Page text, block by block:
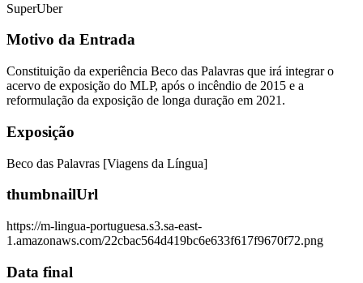
SuperUber
Motivo da Entrada
Constituição da experiência Beco das Palavras que irá integrar o
acervo de exposição do MLP, após o incêndio de 2015 e a
reformulação da exposição de longa duração em 2021.
Exposição
Beco das Palavras [Viagens da Língua]
thumbnailUrl
https://m-lingua-portuguesa.s3.sa-east-
1.amazonaws.com/22cbac564d419bc6e633f617f9670f72.png
Data final